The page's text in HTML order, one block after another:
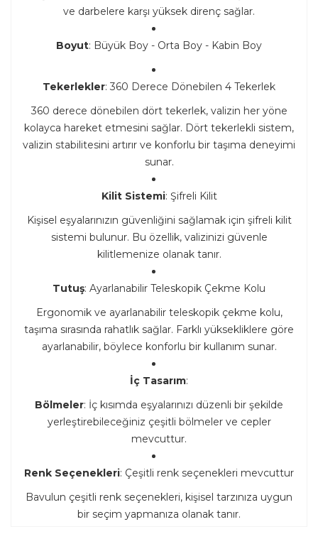
ve darbelere karşı yüksek direnç sağlar.
Boyut: Büyük Boy - Orta Boy - Kabin Boy
Tekerlekler: 360 Derece Dönebilen 4 Tekerlek
360 derece dönebilen dört tekerlek, valizin her yöne
kolayca hareket etmesini sağlar. Dört tekerlekli sistem,
valizin stabilitesini artırır ve konforlu bir taşıma deneyimi
sunar.
Kilit Sistemi: Şifreli Kilit
Kişisel eşyalarınızın güvenliğini sağlamak için şifreli kilit
sistemi bulunur. Bu özellik, valizinizi güvenle
kilitlemenize olanak tanır.
Tutuş: Ayarlanabilir Teleskopik Çekme Kolu
Ergonomik ve ayarlanabilir teleskopik çekme kolu,
taşıma sırasında rahatlık sağlar. Farklı yüksekliklere göre
ayarlanabilir, böylece konforlu bir kullanım sunar.
İç Tasarım:
Bölmeler: İç kısımda eşyalarınızı düzenli bir şekilde
yerleştirebileceğiniz çeşitli bölmeler ve cepler
mevcuttur.
Renk Seçenekleri: Çeşitli renk seçenekleri mevcuttur
Bavulun çeşitli renk seçenekleri, kişisel tarzınıza uygun
bir seçim yapmanıza olanak tanır.